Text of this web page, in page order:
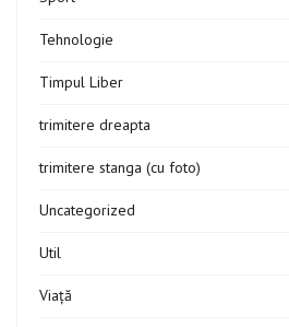
Tehnologie
Timpul Liber
trimitere dreapta
trimitere stanga (cu foto)
Uncategorized
Util
Viață